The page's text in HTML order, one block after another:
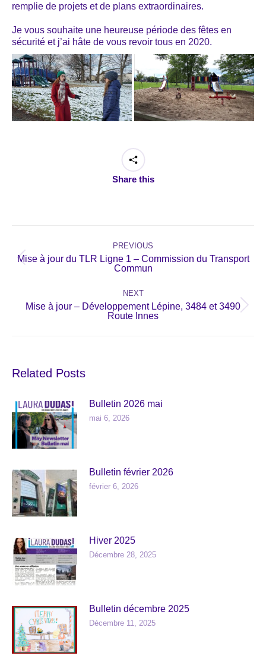
remplie de projets et de plans extraordinaires.
Je vous souhaite une heureuse période des fêtes en
sécurité et j’ai hâte de vous revoir tous en 2020.
Share this
navigation
PREVIOUS
Previous
post:
Mise à jour du TLR Ligne 1 – Commission du Transport
Commun
NEXT
Next
post:
Mise à jour – Développement Lépine, 3484 et 3490
Route Innes
Related Posts
Bulletin 2026 mai
mai 6, 2026
Bulletin février 2026
février 6, 2026
Hiver 2025
Décembre 28, 2025
Bulletin décembre 2025
Décembre 11, 2025